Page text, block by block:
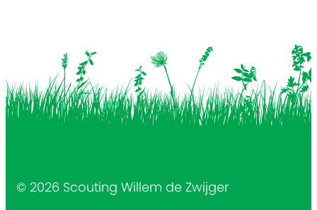
© 2026 Scouting Willem de Zwijger